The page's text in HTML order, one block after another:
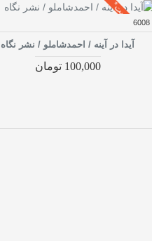
موجود نیست*
6008
آیدا در آینه / احمدشاملو / نشر نگاه
100,000 تومان